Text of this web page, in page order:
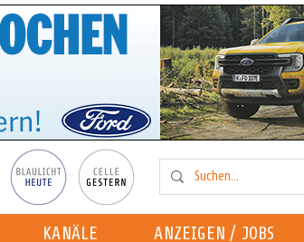
KANÄLE ANZEIGEN / JOBS